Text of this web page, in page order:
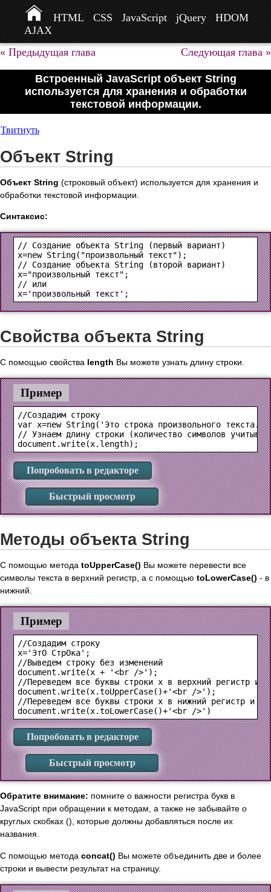
HTML CSS JavaScript jQuery
HDOM
AJAX
« Предыдущая глава
Следующая глава »
Встроенный JavaScript объект String
используется для хранения и обработки
текстовой информации.
Твитнуть
Объект String
Объект String (строковый объект) используется для хранения и
обработки текстовой информации.
Синтаксис:
// Создание объекта String (первый вариант)
x=new String("произвольный текст");
// Создание объекта String (второй вариант)
x="произвольный текст";
// или
Свойства объекта String
С помощью свойства length Вы можете узнать длину строки.
Пример
//Создадим строку
var x=new String('Это строка произвольного
// Узнаем длину строки (количество символов
Попробовать в редакторе
Быстрый просмотр
Методы объекта String
С помощью метода toUpperCase() Вы можете перевести все
символы текста в верхний регистр, а с помощью toLowerCase() - в
нижний.
Пример
//Создадим строку
x='ЭтО СтрОка';
//Выведем строку без изменений
document.write(x + '<br />');
//Переведем все буквы строки x в верхний регистр и
document.write(x.toUpperCase()+'<br />');
//Переведем все буквы строки x в нижний регистр и
Попробовать в редакторе
Быстрый просмотр
Обратите внимание: помните о важности регистра букв в
JavaScript при обращении к методам, а также не забывайте о
круглых скобках (), которые должны добавляться после их
названия.
С помощью метода concat() Вы можете объединить две и более
строки и вывести результат на страницу.